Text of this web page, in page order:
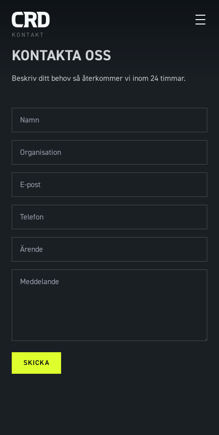
KONTAKT
KONTAKTA OSS
Beskriv ditt behov så återkommer vi inom 24 timmar.
SKICKA